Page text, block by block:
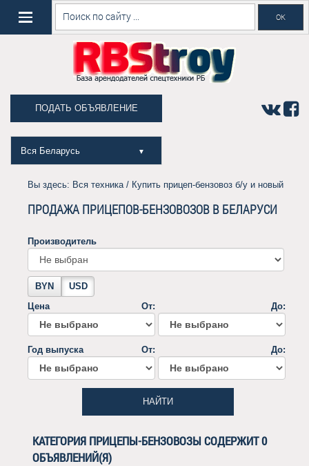
ПОДАТЬ ОБЪЯВЛЕНИЕ
Вся Беларусь ▼
Вы здесь: Вся техника/ Купить прицеп-бензовоз б/у и новый
ПРОДАЖА ПРИЦЕПОВ-БЕНЗОВОЗОВ В БЕЛАРУСИ
Производитель
BYN
USD
Цена
От: До:
Год выпуска От: До:
НАЙТИ
КАТЕГОРИЯ ПРИЦЕПЫ-БЕНЗОВОЗЫ СОДЕРЖИТ 0
ОБЪЯВЛЕНИЙ(Я)